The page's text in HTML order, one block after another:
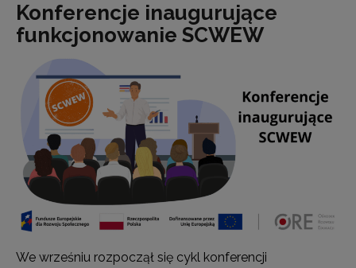
Konferencje inaugurujące
funkcjonowanie SCWEW
We wrześniu rozpoczął się cykl konferencji